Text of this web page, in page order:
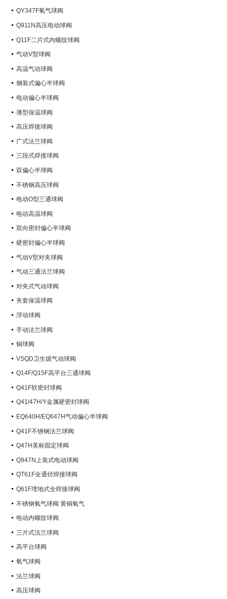
QY347F氧气球阀
Q911N高压电动球阀
Q11F二片式內螺纹球阀
气动V型球阀
高温气动球阀
侧装式偏心半球阀
电动偏心半球阀
薄型保温球阀
高压焊接球阀
广式法兰球阀
三段式焊接球阀
双偏心半球阀
不锈钢高压球阀
电动O型三通球阀
电动高温球阀
双向密封偏心半球阀
硬密封偏心半球阀
气动V型对夹球阀
气动三通法兰球阀
对夹式气动球阀
夹套保温球阀
浮动球阀
手动法兰球阀
铜球阀
VSQD卫生级气动球阀
Q14F/Q15F高平台三通球阀
Q41F软密封球阀
Q41/47H/Y金属硬密封球阀
EQ640H/EQ647H气动偏心半球阀
Q41F不锈钢法兰球阀
Q47H美标固定球阀
Q947N上装式电动球阀
QT61F全通径焊接球阀
Q61F埋地式全焊接球阀
不锈钢氧气球阀 黄铜氧气
电动内螺纹球阀
三片式法兰球阀
高平台球阀
氧气球阀
法兰球阀
高压球阀